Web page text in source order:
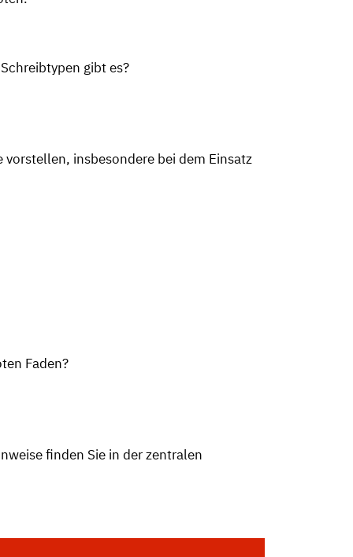
gibt es?
insbesondere bei dem Einsatz
Faden?
finden Sie in der zentralen